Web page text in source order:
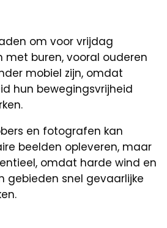
om voor vrijdag
buren, vooral ouderen
mobiel zijn, omdat
hun bewegingsvrijheid
en fotografen kan
beelden opleveren, maar
omdat harde wind en
gebieden snel gevaarlijke